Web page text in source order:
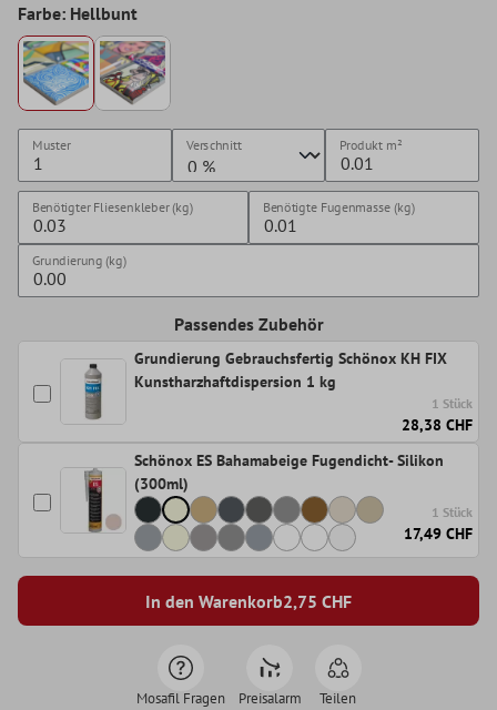
Farbe: Hellbunt
Muster Verschnitt Produkt m²
Benötigter Fliesenkleber (kg) Benötigte Fugenmasse (kg)
Grundierung (kg)
Passendes Zubehör
Grundierung Gebrauchsfertig Schönox KH FIX
Kunstharzhaftdispersion 1 kg
1 Stück
28,38 CHF
Schönox ES Bahamabeige Fugendicht- Silikon
(300ml)
1 Stück
17,49 CHF
In den Warenkorb2,75 CHF
Mosafil Fragen Preisalarm Teilen